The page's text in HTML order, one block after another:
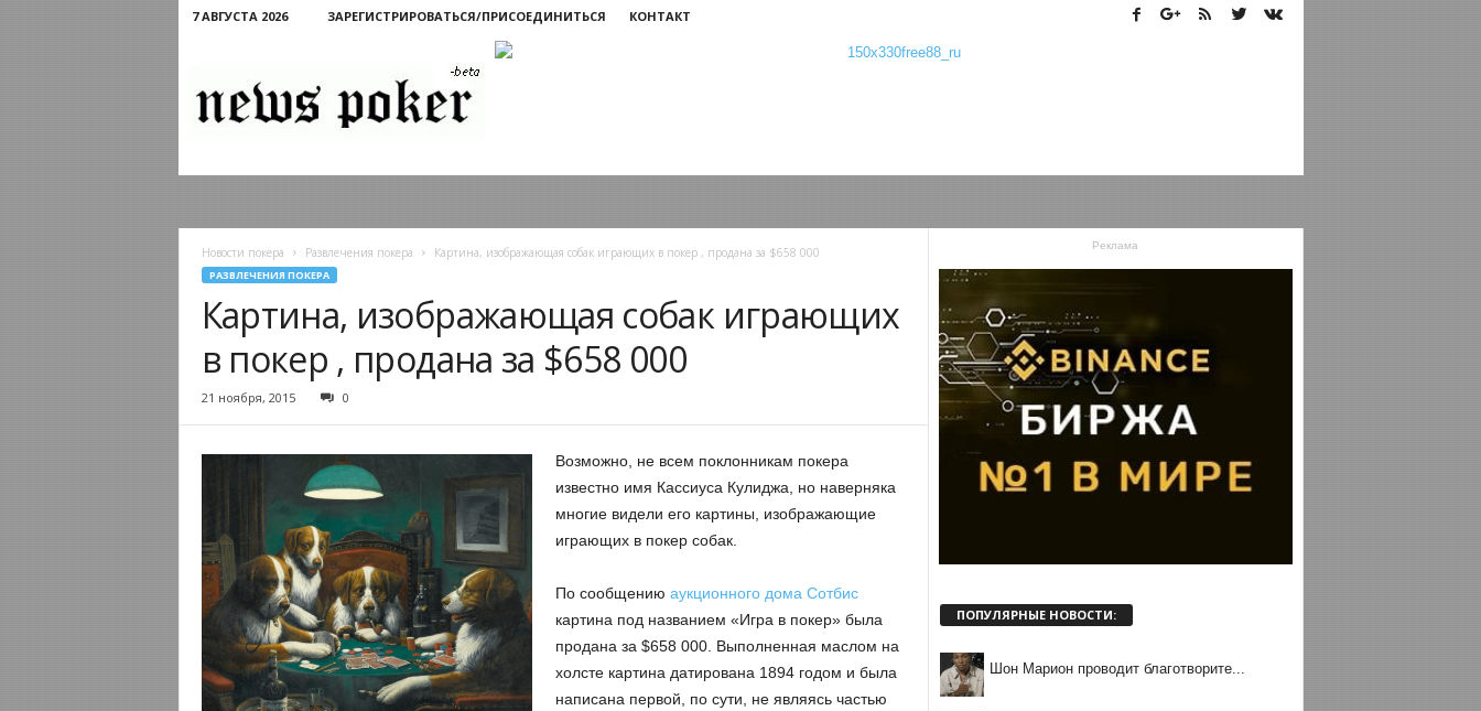
7 АВГУСТА 2026 ЗАРЕГИСТРИРОВАТЬСЯ/ПРИСОЕДИНИТЬСЯ КОНТАКТ
Новости покера Развлечения покера Картина, изображающая собак играющих в покер , продана за $658 000
РАЗВЛЕЧЕНИЯ ПОКЕРА
Картина, изображающая собак играющих
в покер , продана за $658 000
21 ноября, 2015 0
Возможно, не всем поклонникам покера
известно имя Кассиуса Кулиджа, но наверняка
многие видели его картины, изображающие
играющих в покер собак.
По сообщению аукционного дома Сотбис
картина под названием «Игра в покер» была
продана за $658 000. Выполненная маслом на
холсте картина датирована 1894 годом и была
написана первой, по сути, не являясь частью
Реклама
ПОПУЛЯРНЫЕ НОВОСТИ:
Шон Марион проводит благотворите...